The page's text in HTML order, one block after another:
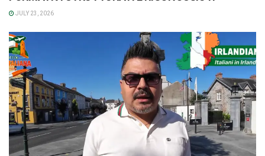
JULY 23, 2026